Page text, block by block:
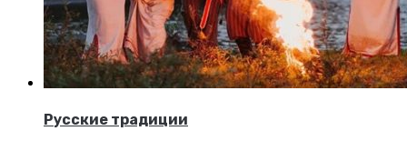
Русские традиции